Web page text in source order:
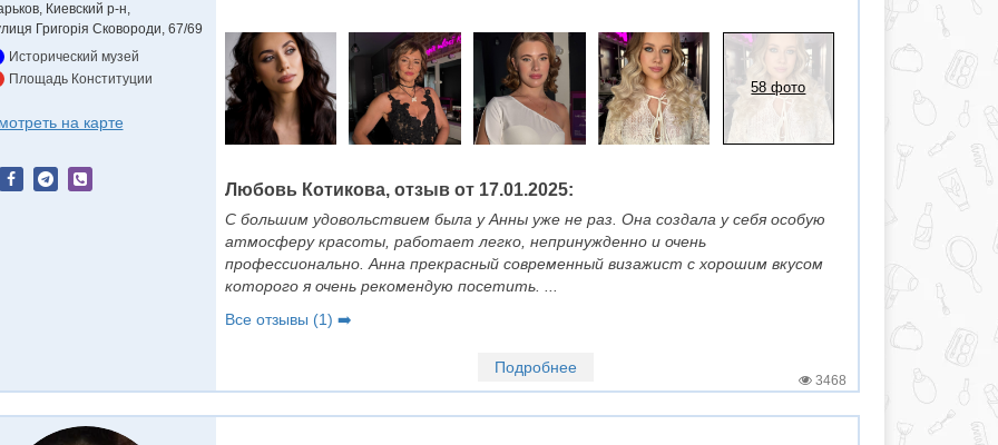
Киевский р-н,
Григорія Сковороди, 67/69
Исторический музей
Площадь Конституции
на карте
58 фото
Любовь Котикова, отзыв от 17.01.2025:
С большим удовольствием была у Анны уже не раз. Она создала у себя особую
атмосферу красоты, работает легко, непринужденно и очень
профессионально. Анна прекрасный современный визажист с хорошим вкусом
которого я очень рекомендую посетить. ...
Все отзывы (1) ➡️
Подробнее
3468